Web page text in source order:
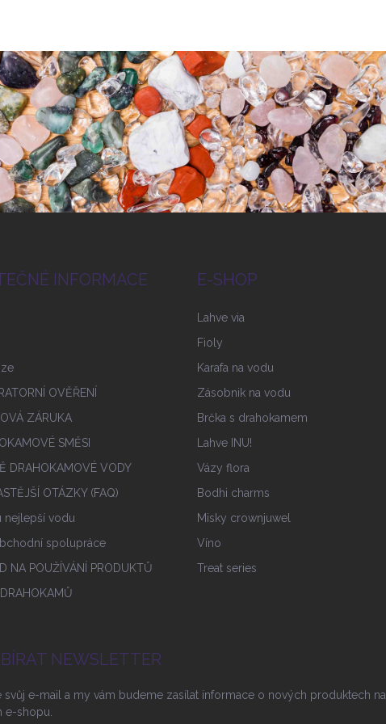
INFORMACE
OVĚŘENÍ
ZÁRUKA
SMĚSI
DRAHOKAMOVÉ VODY
OTÁZKY (FAQ)
nejlepší vodu
spolupráce
NA POUŽÍVÁNÍ PRODUKTŮ
E-SHOP
Lahve via
Fioly
Karafa na vodu
Zásobnik na vodu
Brčka s drahokamem
Lahve INU!
Vázy flora
Bodhi charms
Misky crownjuwel
Víno
Treat series
NEWSLETTER
svůj e-mail a my vám budeme zasílat informace o nových produktech na
e-shopu.